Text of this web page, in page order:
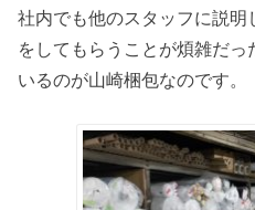
社内でも他のスタッフに説
をしてもらうことが煩雑だ
いるのが山崎梱包なのです。